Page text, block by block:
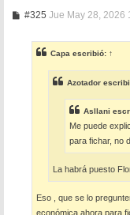
#325M
s
a
Jue May 28, 2026
Capa escribió: ↑
Azotador
Asllani
Me puede
para fichar, no
La habrá puesto
Eso , que se lo
económica ahora para